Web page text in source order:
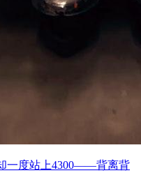
一度站上4300——背离背